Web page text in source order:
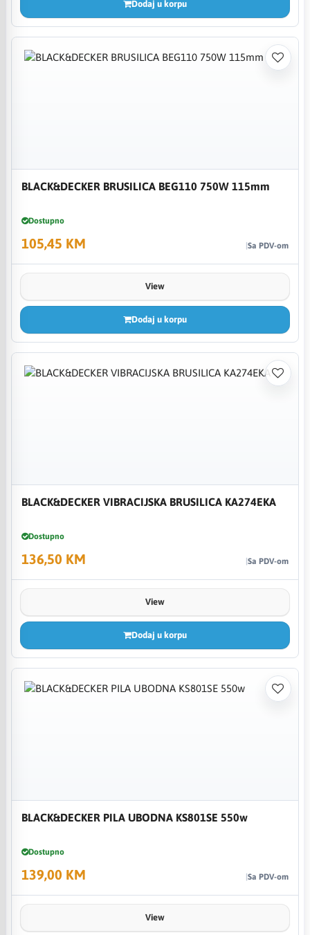
Dodaj u korpu
BLACK&DECKER BRUSILICA BEG110 750W 115mm
Dostupno
105,45 KM Sa PDV-om
View
Dodaj u korpu
BLACK&DECKER VIBRACIJSKA BRUSILICA KA274EKA
Dostupno
136,50 KM Sa PDV-om
View
Dodaj u korpu
BLACK&DECKER PILA UBODNA KS801SE 550w
Dostupno
139,00 KM Sa PDV-om
View